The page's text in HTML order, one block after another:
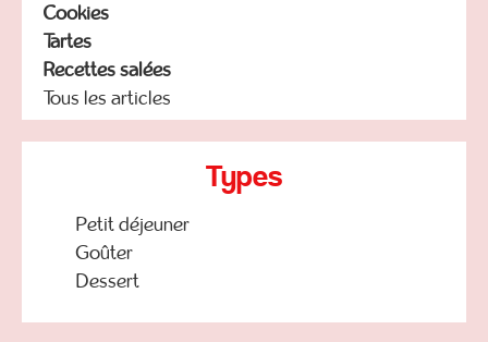
Cookies
Tartes
Recettes salées
Tous les articles
Types
Petit déjeuner
Goûter
Dessert